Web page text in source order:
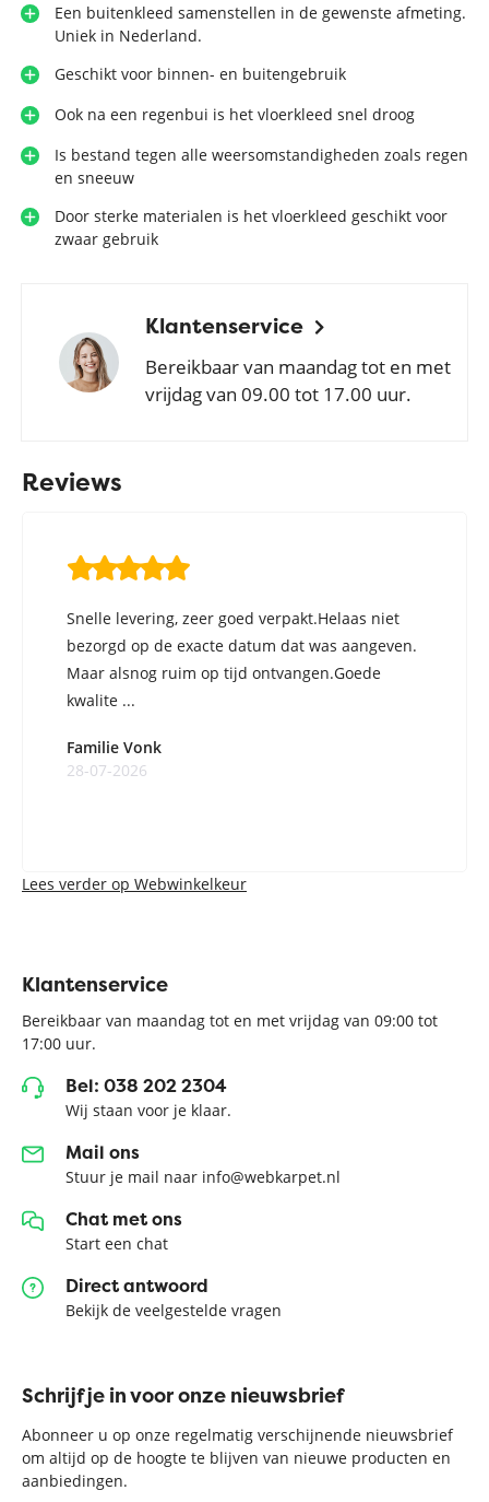
Een buitenkleed samenstellen in de gewenste afmeting.
Uniek in Nederland.
Geschikt voor binnen- en buitengebruik
Ook na een regenbui is het vloerkleed snel droog
Is bestand tegen alle weersomstandigheden zoals regen
en sneeuw
Door sterke materialen is het vloerkleed geschikt voor
zwaar gebruik
Klantenservice
Bereikbaar van maandag tot en met
vrijdag van 09.00 tot 17.00 uur.
Reviews
Snelle levering, zeer goed verpakt.Helaas niet
bezorgd op de exacte datum dat was aangeven.
Maar alsnog ruim op tijd ontvangen.Goede
kwalite ...
Familie Vonk
28-07-2026
Lees verder op Webwinkelkeur
Klantenservice
Bereikbaar van maandag tot en met vrijdag van 09:00 tot
17:00 uur.
Bel: 038 202 2304
Wij staan voor je klaar.
Mail ons
Stuur je mail naar info@webkarpet.nl
Chat met ons
Start een chat
Direct antwoord
Bekijk de veelgestelde vragen
Schrijf je in voor onze nieuwsbrief
Abonneer u op onze regelmatig verschijnende nieuwsbrief
om altijd op de hoogte te blijven van nieuwe producten en
aanbiedingen.